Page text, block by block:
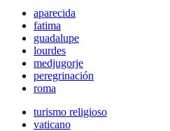
aparecida
fatima
guadalupe
lourdes
medjugorje
peregrinación
roma
turismo religioso
vaticano